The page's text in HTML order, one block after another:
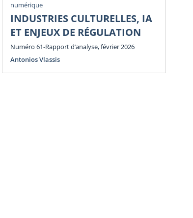
numérique
INDUSTRIES CULTURELLES, IA
ET ENJEUX DE RÉGULATION
Numéro 61-Rapport d’analyse, février 2026
Antonios Vlassis